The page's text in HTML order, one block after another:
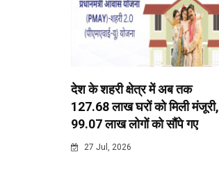
देश के शहरी क्षेत्र में अब तक
127.68 लाख घरों को मिली मंजूरी,
99.07 लाख लोगों को सौंपे गए
27 Jul, 2026